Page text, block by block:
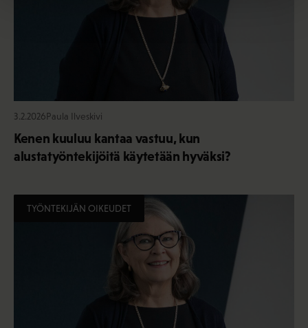
3.2.2026Paula Ilveskivi
Kenen kuuluu kantaa vastuu, kun
alustatyöntekijöitä käytetään hyväksi?
TYÖNTEKIJÄN OIKEUDET